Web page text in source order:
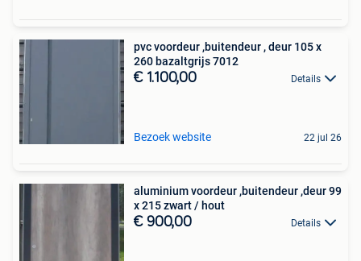
pvc voordeur ,buitendeur , deur 105 x
260 bazaltgrijs 7012
€ 1.100,00 Details
Bezoek website 22 jul 26
aluminium voordeur ,buitendeur ,deur 99
x 215 zwart / hout
€ 900,00 Details